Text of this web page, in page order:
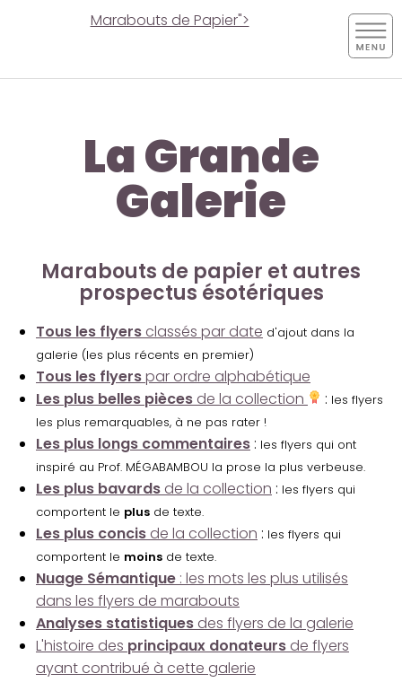
Marabouts de Papier">
La Grande
Galerie
Marabouts de papier et autres
prospectus ésotériques
Tous les flyers classés par date d'ajout dans la
galerie (les plus récents en premier)
Tous les flyerspar ordre alphabétique
Les plus belles pièces de la collection : les flyers
les plus remarquables, à ne pas rater !
Les plus longs commentaires : les flyers qui ont
inspiré au Prof. MÉGABAMBOU la prose la plus verbeuse.
Les plus bavards de la collection : les flyers qui
comportent le plus de texte.
Les plus concis de la collection : les flyers qui
comportent le moins de texte.
Nuage Sémantique : les mots les plus utilisés
dans les flyers de marabouts
Analyses statistiques des flyers de la galerie
L'histoire des principaux donateurs de flyers
ayant contribué à cette galerie